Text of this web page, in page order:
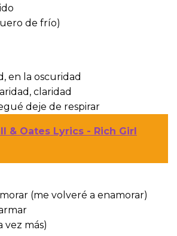
de frío)
en la oscuridad
claridad
deje de respirar
& Oates Lyrics - Rich Girl
(me volveré a enamorar)
vez más)